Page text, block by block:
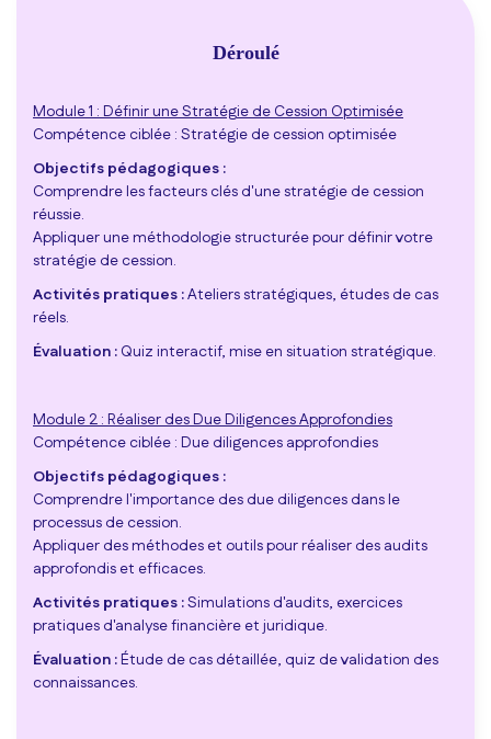
Déroulé
Module 1 : Définir une Stratégie de Cession Optimisée
Compétence ciblée : Stratégie de cession optimisée
Objectifs pédagogiques :
Comprendre les facteurs clés d'une stratégie de cession
réussie.
Appliquer une méthodologie structurée pour définir votre
stratégie de cession.
Activités pratiques :Ateliers stratégiques, études de cas
réels.
Évaluation : Quiz interactif, mise en situation stratégique.
Module 2 : Réaliser des Due Diligences Approfondies
Compétence ciblée : Due diligences approfondies
Objectifs pédagogiques :
Comprendre l'importance des due diligences dans le
processus de cession.
Appliquer des méthodes et outils pour réaliser des audits
approfondis et efficaces.
Activités pratiques :Simulations d'audits, exercices
pratiques d'analyse financière et juridique.
Évaluation : Étude de cas détaillée, quiz de validation des
connaissances.